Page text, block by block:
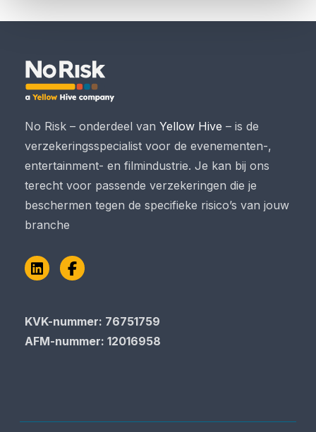
No Risk – onderdeel van Yellow Hive – is de
verzekeringsspecialist voor de evenementen-,
entertainment- en filmindustrie. Je kan bij ons
terecht voor passende verzekeringen die je
beschermen tegen de specifieke risico’s van jouw
branche
LinkedInFacebook
KVK-nummer: 76751759
AFM-nummer: 12016958